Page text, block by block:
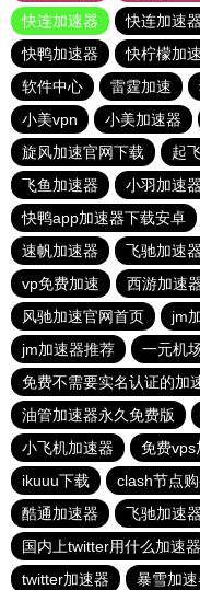
快连加速器
快连加速
快鸭加速器
快柠檬加
软件中心
雷霆加速
小美vpn
小美加速器
旋风加速官网下载
起
飞鱼加速器
小羽加速
快鸭app加速器下载安卓
速帆加速器
飞驰加速
vp免费加速
西游加速
风驰加速官网首页
jm
jm加速器推荐
一元机
免费不需要实名认证的加
油管加速器永久免费版
小飞机加速器
免费vps
ikuuu下载
clash节点
酷通加速器
飞驰加速
国内上twitter用什么加速器
twitter加速器
暴雪加